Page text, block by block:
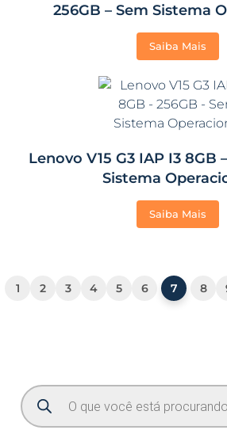
256GB – Sem Sistema
Saiba Mais
Lenovo V15 G3 IAP I3 8GB
Sistema
Saiba Mais
1 2 3 4 5 6 7 8